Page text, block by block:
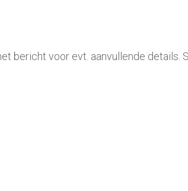
bericht voor evt. aanvullende